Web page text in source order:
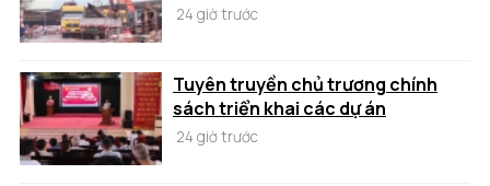
24 giờ trước
Tuyên truyền chủ trương chính
sách triển khai các dự án
24 giờ trước